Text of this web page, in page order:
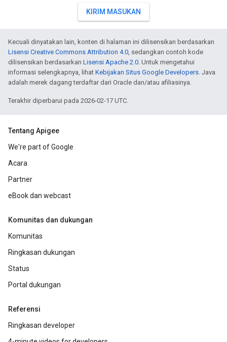
KIRIM MASUKAN
Kecuali dinyatakan lain, konten di halaman ini dilisensikan berdasarkan
Lisensi Creative Commons Attribution 4.0 , sedangkan contoh kode
dilisensikan berdasarkan Lisensi Apache 2.0 . Untuk mengetahui
informasi selengkapnya, lihat Kebijakan Situs Google Developers . Java
adalah merek dagang terdaftar dari Oracle dan/atau afiliasinya.
Terakhir diperbarui pada 2026-02-17 UTC.
Tentang Apigee
We're part of Google
Acara
Partner
eBook dan webcast
Komunitas dan dukungan
Komunitas
Ringkasan dukungan
Status
Portal dukungan
Referensi
Ringkasan developer